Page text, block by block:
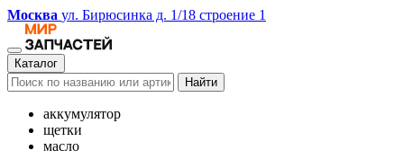
Москва ул. Бирюсинка д. 1/18 строение 1
Каталог
Найти
аккумулятор
щетки
масло